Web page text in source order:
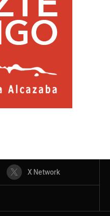
X Network